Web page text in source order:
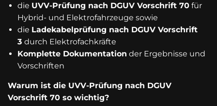
die UVV-Prüfung nach DGUV Vorschrift 70 für
Hybrid- und Elektrofahrzeuge sowie
die Ladekabelprüfung nach DGUV Vorschrift
3 durch Elektrofachkräfte
Komplette Dokumentation der Ergebnisse und
Vorschriften
Warum ist die UVV-Prüfung nach DGUV
Vorschrift 70 so wichtig?